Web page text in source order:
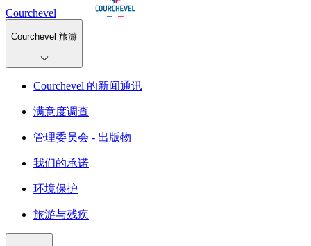
Courchevel
Courchevel 旅游
Courchevel 的新闻通讯
满意度调查
管理委员会 - 出版物
我们的承诺
环境保护
旅游与残疾